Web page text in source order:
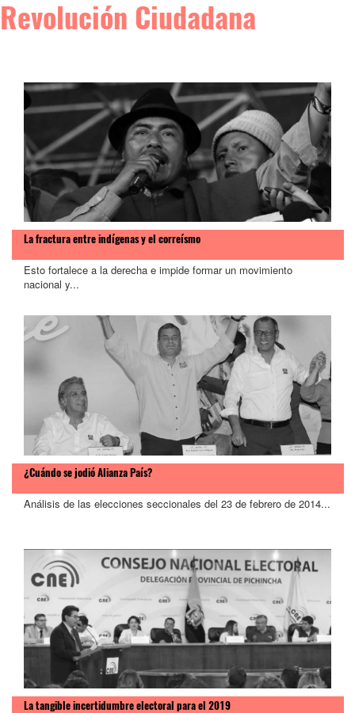
Revolución Ciudadana
La fractura entre indígenas y el correísmo
Esto fortalece a la derecha e impide formar un movimiento
nacional y...
¿Cuándo se jodió Alianza País?
Análisis de las elecciones seccionales del 23 de febrero de 2014...
La tangible incertidumbre electoral para el 2019